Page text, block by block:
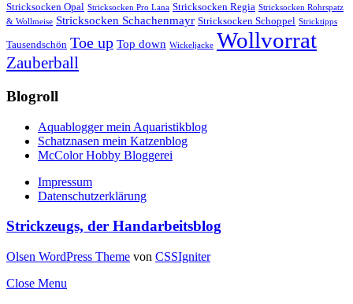
Stricksocken Opal Stricksocken Pro Lana Stricksocken Regia Stricksocken Rohrspatz
& Wollmeise Stricksocken Schachenmayr Stricksocken Schoppel Stricktipps
Tausendschön Toe up Top down Wickeljacke Wollvorrat
Zauberball
Blogroll
Aquablogger mein Aquaristikblog
Schatznasen mein Katzenblog
McColor Hobby Bloggerei
Impressum
Datenschutzerklärung
Strickzeugs, der Handarbeitsblog
Olsen WordPress Theme von CSSIgniter
Close Menu